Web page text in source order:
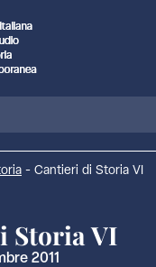
- Cantieri di Storia VI
Storia VI
2011